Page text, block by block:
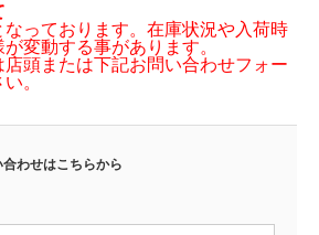
っております。在庫状況や入荷時
変動する事があります。
頭または下記お問い合わせフォー
。
わせはこちらから